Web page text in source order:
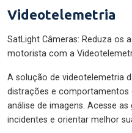
Videotelemetria
SatLight Câmeras: Reduza os
motorista com a
A solução de videotelemetria
distrações e comportamentos
análise de imagens. Acesse
incidentes e orientar melhor